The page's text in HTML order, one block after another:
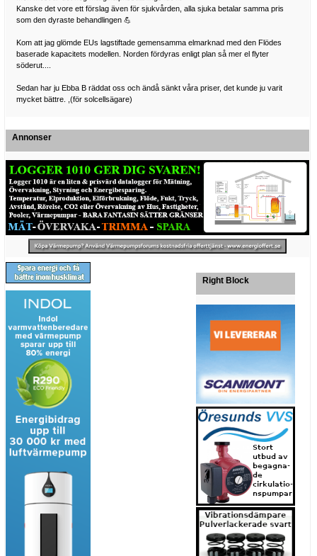
Kanske det vore ett förslag även för sjukvården, alla sjuka betalar samma pris
som den dyraste behandlingen 💪
Kom att jag glömde EUs lagstiftade gemensamma elmarknad med den Flödes
baserade kapacitets modellen. Norden fördyras enligt plan så mer el flyter
söderut....
Sedan har ju Ebba B räddat oss och ändå sänkt våra priser, det kunde ju varit
mycket bättre. ,(för solcellsägare)
Annonser
Right Block